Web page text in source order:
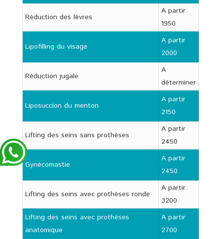
Réduction des lèvres
A partir
1950
Lipofilling du visage
A partir
2000
Réduction jugale
A
déterminer
Liposuccion du menton
A partir
2150
Lifting des seins sans prothèses
A partir
2450
Gynécomastie
A partir
2450
Lifting des seins avec prothèses ronde
A partir
3200
Lifting des seins avec prothèses
anatomique
A partir
2700